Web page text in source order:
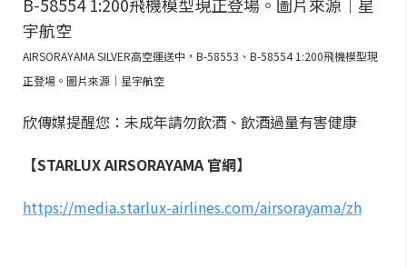
AIRSORAYAMA SILVER高空運送中，B-58553、B-58554 1:200飛機模型現
正登場。圖片來源｜星宇航空
欣傳媒提醒您：未成年請勿飲酒、飲酒過量有害健康
【STARLUX AIRSORAYAMA 官網】
https://media.starlux-airlines.com/airsorayama/zh